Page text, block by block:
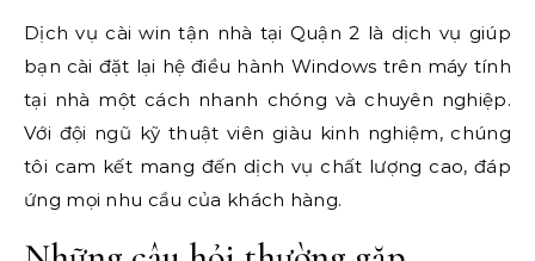
Dịch vụ cài win tận nhà tại Quận 2 là dịch vụ giúp
bạn cài đặt lại hệ điều hành Windows trên máy tính
tại nhà một cách nhanh chóng và chuyên nghiệp.
Với đội ngũ kỹ thuật viên giàu kinh nghiệm, chúng
tôi cam kết mang đến dịch vụ chất lượng cao, đáp
ứng mọi nhu cầu của khách hàng.